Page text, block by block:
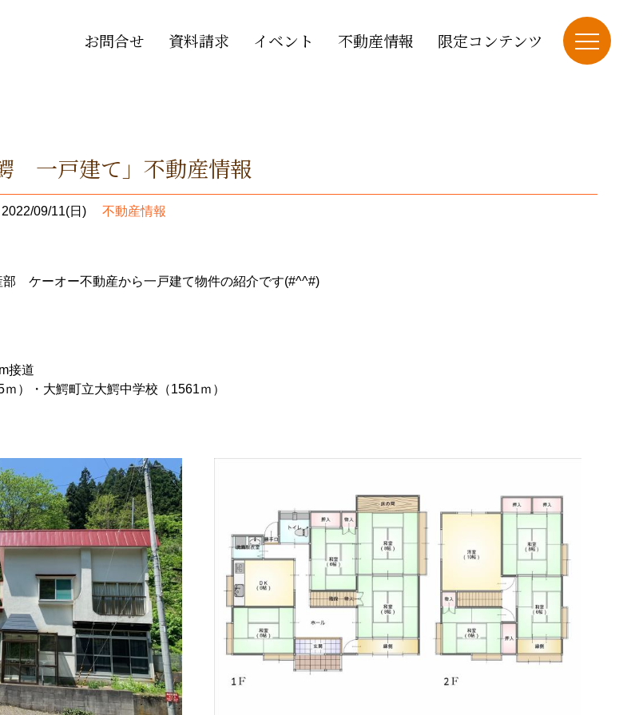
お問合せ 資料請求 イベント 不動産情報 限定コンテンツ
一戸建て」不動産情報
09/11(日) 不動産情報
ケーオー不動産から一戸建て物件の紹介です(#^^#)
接道
）・大鰐町立大鰐中学校（1561ｍ）